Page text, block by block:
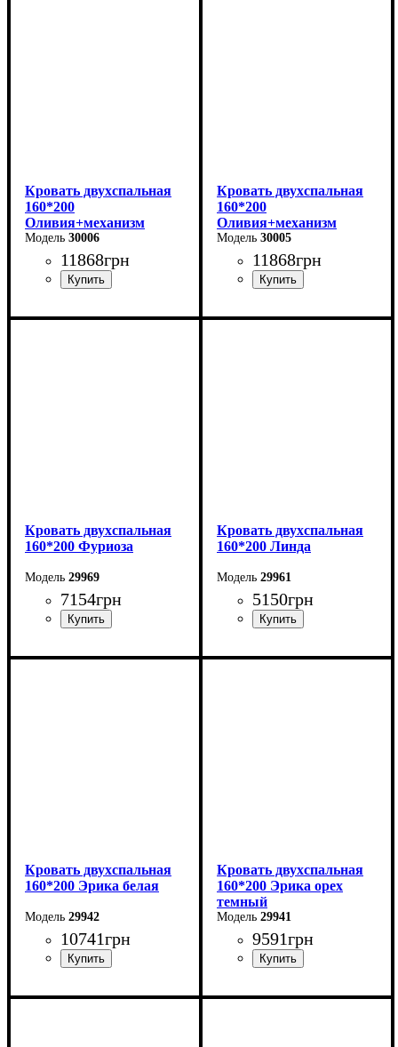
Кровать двухспальная
160*200
Оливия+механизм
(светло-серая)
30006
11868грн
Ширина: 170 см
Кровать двухспальная
160*200
Оливия+механизм
(бежевая)
30005
11868грн
Ширина: 170 см
Кровать двухспальная
160*200 Фуриоза
29969
7154грн
Ширина: 164,2 см
Кровать двухспальная
160*200 Линда
29961
5150грн
Ширина: 164,6 см
Кровать двухспальная
160*200 Эрика белая
29942
10741грн
Ширина: 160 см
Кровать двухспальная
160*200 Эрика орех
темный
29941
9591грн
Ширина: 160 см